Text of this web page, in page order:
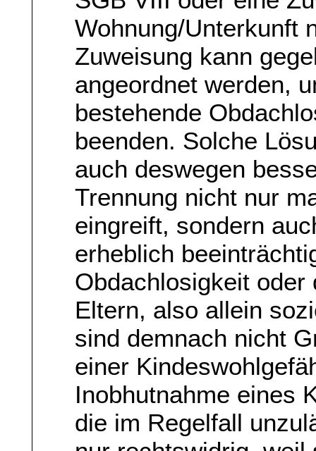
Wohnung/Unterkunft
Zuweisung kann
angeordnet werden,
bestehende
beenden. Solche
auch deswegen
Trennung nicht nur
eingreift, sondern
erheblich
Obdachlosigkeit
Eltern, also allein
sind demnach nicht
einer
Inobhutnahme eines
die im Regelfall